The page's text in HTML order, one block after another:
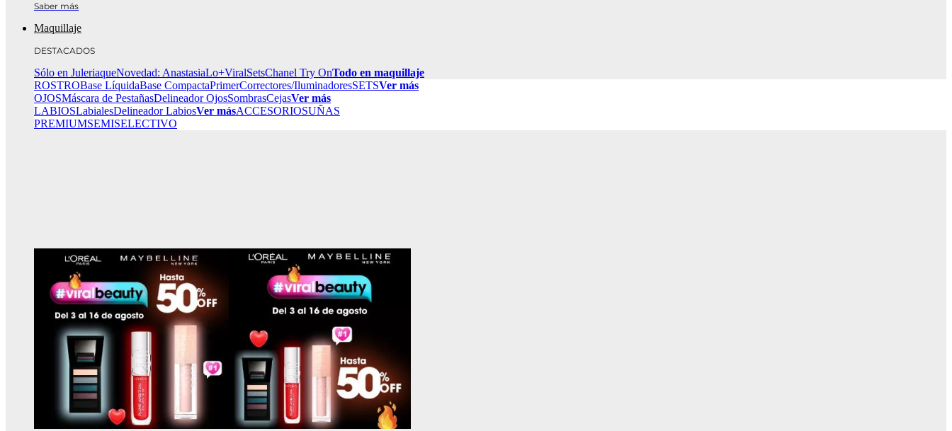
Saber más
Maquillaje
DESTACADOS
Sólo en JuleriaqueNovedad: AnastasiaLo+ViralSetsChanel Try OnTodo en maquillaje
ROSTROBase LíquidaBase CompactaPrimerCorrectores/IluminadoresSETSVer más
OJOSMáscara de PestañasDelineador OjosSombrasCejasVer más
LABIOSLabialesDelineador LabiosVer másACCESORIOSUÑAS
PREMIUMSEMISELECTIVO